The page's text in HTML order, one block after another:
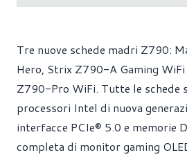
Tre nuove schede madri Z790:
Hero, Strix Z790-A Gaming WiFi
Z790-Pro WiFi. Tutte le schede
processori Intel di nuova
interfacce PCIe® 5.0 e memorie
completa di monitor gaming